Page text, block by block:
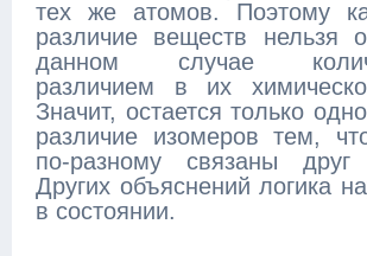
тех же атомов. Поэтому
различие веществ нельзя
данном случае
различием в их
Значит, остается только
различие изомеров тем,
по-разному связаны
Других объяснений логика
в состоянии.